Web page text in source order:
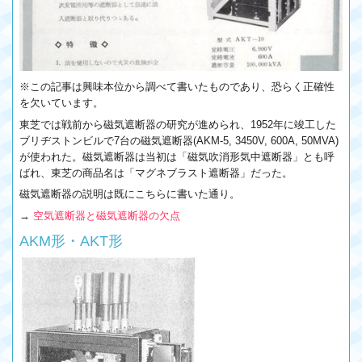
※この記事は興味本位から調べて書いたものであり、恐らく正確性
を欠いています。
東芝では戦前から磁気遮断器の研究が進められ、1952年に竣工した
ブリヂストンビルで7台の磁気遮断器(AKM-5, 3450V, 600A, 50MVA)
が使われた。磁気遮断器は当初は「磁気吹消形気中遮断器」とも呼
ばれ、東芝の商品名は「マグネブラスト遮断器」だった。
磁気遮断器の説明は既にこちらに書いた通り。
→ 空気遮断器と磁気遮断器の欠点
AKM形・AKT形